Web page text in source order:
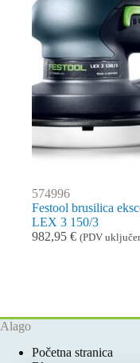
574996
Festool brusilica
LEX 3 150/3
982,95 € (PDV
Alago
Početna stranica